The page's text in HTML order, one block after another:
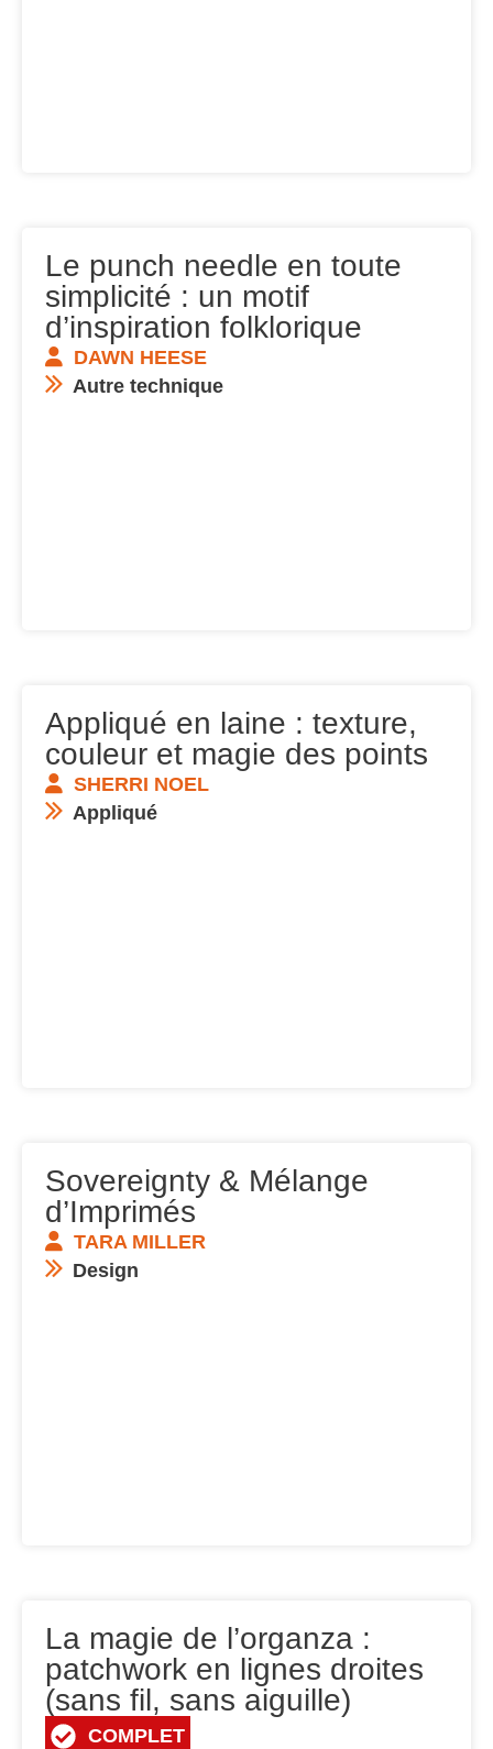
Le punch needle en toute
simplicité : un motif
d’inspiration folklorique
DAWN HEESE
Autre technique
Appliqué en laine : texture,
couleur et magie des points
SHERRI NOEL
Appliqué
Sovereignty & Mélange
d’Imprimés
TARA MILLER
Design
La magie de l’organza :
patchwork en lignes droites
(sans fil, sans aiguille)
COMPLET